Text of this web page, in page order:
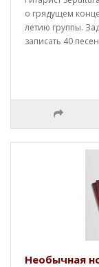
о грядущем
летию группы.
записать 40
Необычная